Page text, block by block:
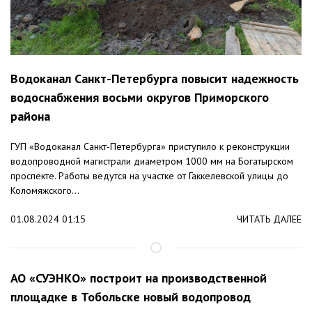
Водоканал Санкт-Петербурга повысит надежность
водоснабжения восьми округов Приморского
района
ГУП «Водоканал Санкт-Петербурга» приступило к реконструкции
водопроводной магистрали диаметром 1000 мм на Богатырском
проспекте. Работы ведутся на участке от Гаккелевской улицы до
Коломяжского...
01.08.2024 01:15 ЧИТАТЬ ДАЛЕЕ
АО «СУЭНКО» построит на производственной
площадке в Тобольске новый водопровод